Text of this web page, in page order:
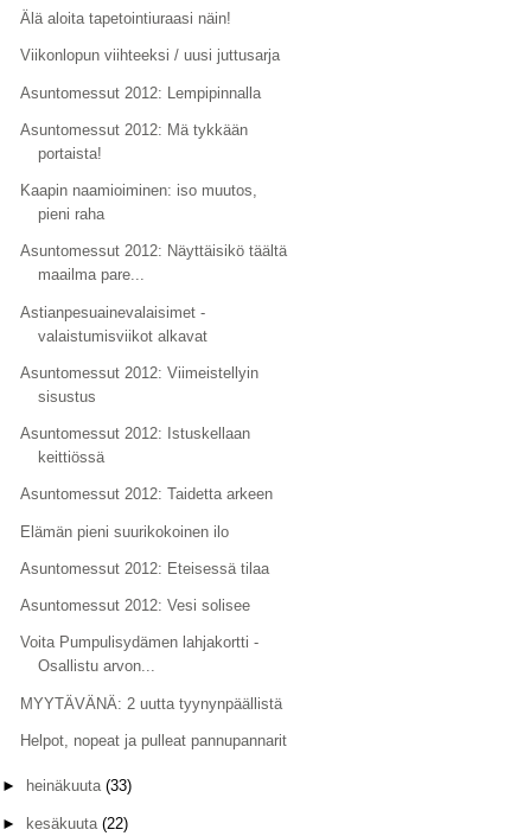
Älä aloita tapetointiuraasi näin!
Viikonlopun viihteeksi / uusi juttusarja
Asuntomessut 2012: Lempipinnalla
Asuntomessut 2012: Mä tykkään
portaista!
Kaapin naamioiminen: iso muutos,
pieni raha
Asuntomessut 2012: Näyttäisikö täältä
maailma pare...
Astianpesuainevalaisimet -
valaistumisviikot alkavat
Asuntomessut 2012: Viimeistellyin
sisustus
Asuntomessut 2012: Istuskellaan
keittiössä
Asuntomessut 2012: Taidetta arkeen
Elämän pieni suurikokoinen ilo
Asuntomessut 2012: Eteisessä tilaa
Asuntomessut 2012: Vesi solisee
Voita Pumpulisydämen lahjakortti -
Osallistu arvon...
MYYTÄVÄNÄ: 2 uutta tyynynpäällistä
Helpot, nopeat ja pulleat pannupannarit
► heinäkuuta (33)
► kesäkuuta (22)